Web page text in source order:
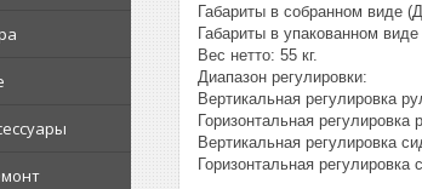
Габариты в собранном виде
Габариты в упакованном
Вес нетто: 55 кг.
Диапазон регулировки:
Вертикальная регулировка
Горизонтальная регулировка
Вертикальная регулировка
Горизонтальная регулировка